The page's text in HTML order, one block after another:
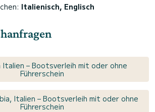
Italienisch, Englisch
– Bootsverleih mit oder ohne
Führerschein
Italien – Bootsverleih mit oder ohne
Führerschein